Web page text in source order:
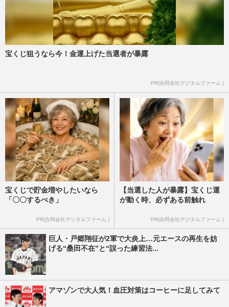
宝くじ狙うなら今！金運上げた当選者が暴露
PR(合同会社デジタルファーム )
宝くじで貯金増やしたいなら
「〇〇するべき」
PR(合同会社デジタルファーム )
【当選した人が暴露】宝くじ運
が動く時、必ずある前触れ
PR(合同会社デジタルファーム )
巨人・戸郷翔征が2軍で大炎上…元エースの再生を妨
げる“桑田不在”と“誤った練習法...
アマゾンで大人気！血圧対策はコーヒーに足してみて